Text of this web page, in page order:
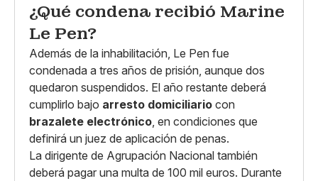
¿Qué condena recibió Marine
Le Pen?
Además de la inhabilitación, Le Pen fue
condenada a tres años de prisión, aunque dos
quedaron suspendidos. El año restante deberá
cumplirlo bajo arresto domiciliario con
brazalete electrónico , en condiciones que
definirá un juez de aplicación de penas.
La dirigente de Agrupación Nacional también
deberá pagar una multa de 100 mil euros. Durante